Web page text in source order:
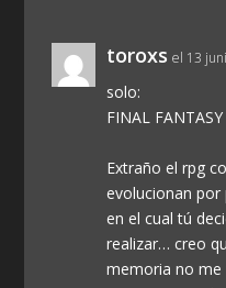
toroxs el 13
solo:
FINAL
Extraño el rpg
evolucionan por
en el cual tú
realizar… creo
memoria no me